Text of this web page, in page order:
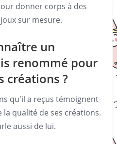
donner corps à des
sur mesure.
un
renommé pour
créations ?
qu'il a reçus témoignent
la qualité de ses créations.
aussi de lui.